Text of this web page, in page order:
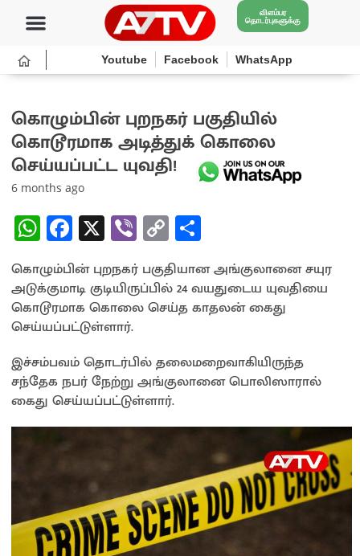
விளம்பர
தொடர்புகளுக்கு
Youtube Facebook WhatsApp
கொழும்பின் புறநகர் பகுதியில்
கொடூரமாக அடித்துக் கொலை
செய்யப்பட்ட யுவதி!
6 months ago
W
h
at
sA
p
p
Fa
ce
b
o
o
k
X Vi
b
er
C
o
py
Li
n
k
ar
e
கொழும்பின் புறநகர் பகுதியான அங்குலானை சயுர
அடுக்குமாடி குடியிருப்பில் 24 வயதுடைய யுவதியை
கொடூரமாக கொலை செய்த காதலன் கைது
செய்யப்பட்டுள்ளார்.
இச்சம்பவம் தொடர்பில் தலைமறைவாகியிருந்த
சந்தேக நபர் நேற்று அங்குலானை பொலிஸாரால்
கைது செய்யப்பட்டுள்ளார்.